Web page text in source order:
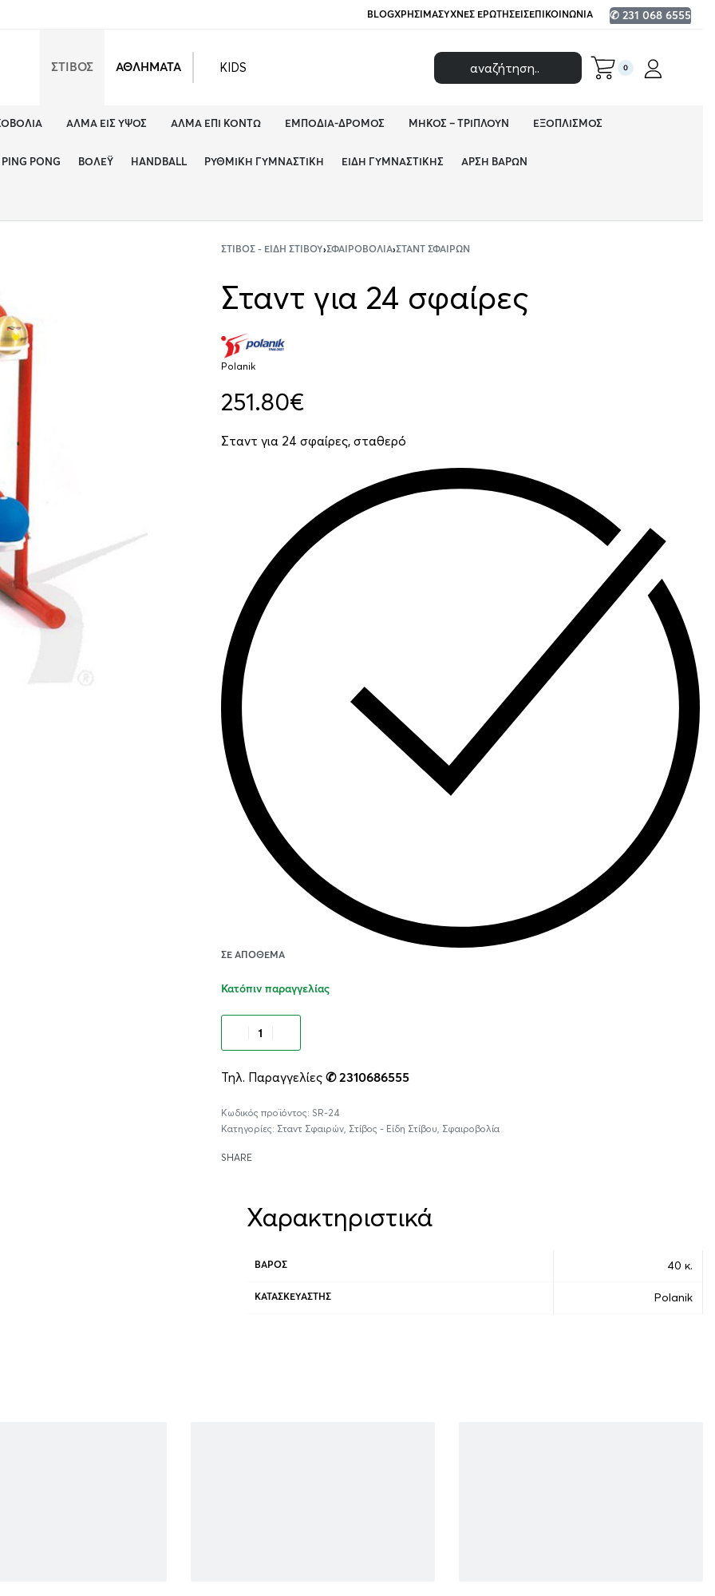
BLOGΧΡΉΣΙΜΑΣΥΧΝΈΣ ΕΡΩΤΉΣΕΙΣΕΠΙΚΟΙΝΩΝΊΑ ✆ 231 068 6555
ΣΤΙΒΟΣ ΑΘΛΗΜΑΤΑ KIDS 0
ΆΛΜΑ ΕΙΣ ΎΨΟΣ ΆΛΜΑ ΕΠΊ ΚΟΝΤΏ ΕΜΠΌΔΙΑ-ΔΡΌΜΟΣ ΜΉΚΟΣ – ΤΡΙΠΛΟΎΝ ΕΞΟΠΛΙΣΜΌΣ
PING PONG ΒΌΛΕΫ HANDBALL ΡΥΘΜΙΚΉ ΓΥΜΝΑΣΤΙΚΉ ΕΊΔΗ ΓΥΜΝΑΣΤΙΚΉΣ ΆΡΣΗ ΒΑΡΏΝ
ΣΤΊΒΟΣ - ΕΊΔΗ ΣΤΊΒΟΥ›ΣΦΑΙΡΟΒΟΛΊΑ›ΣΤΑΝΤ ΣΦΑΙΡΏΝ
Σταντ για 24 σφαίρες
Polanik
251.80€
Σταντ για 24 σφαίρες, σταθερό
ΣΕ ΑΠΌΘΕΜΑ
Κατόπιν παραγγελίας
Τηλ. Παραγγελίες ✆ 2310686555
SR-24
Κατηγορίες: Σταντ Σφαιρών, Στίβος - Είδη Στίβου Σφαιροβολία
SHARE
Χαρακτηριστικά
ΒΆΡΟΣ 40 κ.
ΚΑΤΑΣΚΕΥΑΣΤΉΣ Polanik